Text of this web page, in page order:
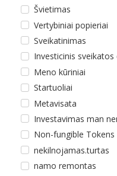
Švietimas
Vertybiniai popieriai
Sveikatinimas
Investicinis sveikatos
Meno kūriniai
Startuoliai
Metavisata
Investavimas man
Non-fungible Tokens
nekilnojamas.turtas
namo remontas